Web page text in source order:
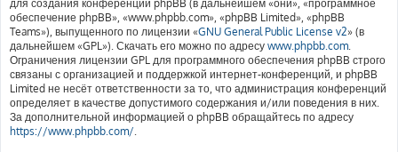
для создания конференций phpBB (в дальнейшем «они», «программное
обеспечение phpBB», «www.phpbb.com», «phpBB Limited», «phpBB
Teams»), выпущенного по лицензии «GNU General Public License v2» (в
дальнейшем «GPL»). Скачать его можно по адресу www.phpbb.com.
Ограничения лицензии GPL для программного обеспечения phpBB строго
связаны с организацией и поддержкой интернет-конференций, и phpBB
Limited не несёт ответственности за то, что администрация конференций
определяет в качестве допустимого содержания и/или поведения в них.
За дополнительной информацией о phpBB обращайтесь по адресу
https://www.phpbb.com/.